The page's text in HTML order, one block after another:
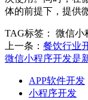
体的前提下，提供
TAG标签：
微信小
上一条： 餐饮行业
微信小程序开发是
APP软件开发
小程序开发